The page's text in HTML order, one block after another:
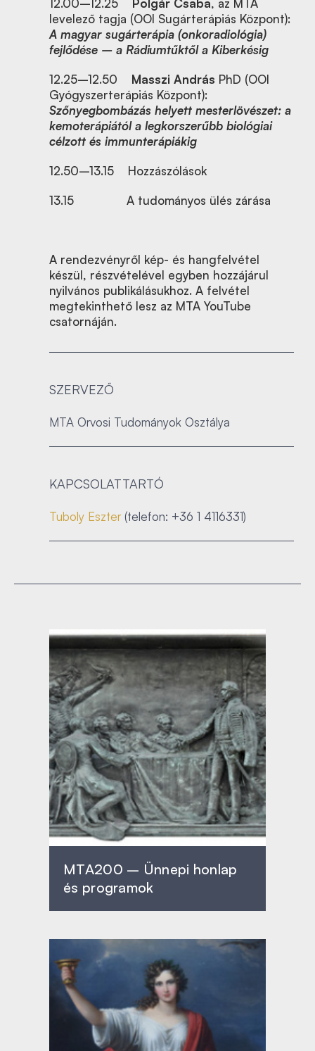
12.00–12.25 Polgár Csaba, az MTA
levelező tagja (OOI Sugárterápiás Központ):
A magyar sugárterápia (onkoradiológia)
fejlődése – a Rádiumtűktől a Kiberkésig
12.25–12.50
Masszi András PhD (OOI
Gyógyszerterápiás Központ):
Szőnyegbombázás helyett mesterlövészet: a
kemoterápiától a legkorszerűbb biológiai
célzott és immunterápiákig
12.50–13.15
Hozzászólások
13.15 A tudományos ülés zárása
A rendezvényről kép- és hangfelvétel
készül, részvételével egyben hozzájárul
nyilvános publikálásukhoz. A felvétel
megtekinthető lesz az MTA YouTube
csatornáján.
SZERVEZŐ
MTA Orvosi Tudományok Osztálya
KAPCSOLATTARTÓ
Tuboly Eszter(telefon: +36 1 4116331)
MTA200 – Ünnepi honlap
és programok